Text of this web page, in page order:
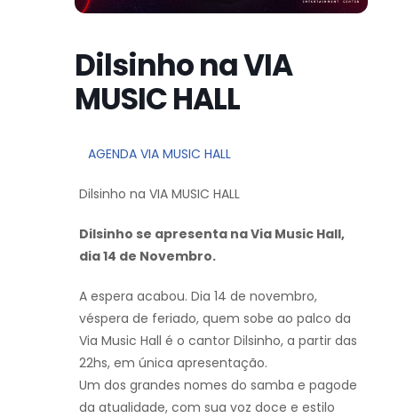
Dilsinho na VIA
MUSIC HALL
AGENDA VIA MUSIC HALL
Dilsinho na VIA MUSIC HALL
Dilsinho se apresenta na Via Music Hall,
dia 14 de Novembro.
A espera acabou. Dia 14 de novembro,
véspera de feriado, quem sobe ao palco da
Via Music Hall é o cantor Dilsinho, a partir das
22hs, em única apresentação.
Um dos grandes nomes do samba e pagode
da atualidade, com sua voz doce e estilo